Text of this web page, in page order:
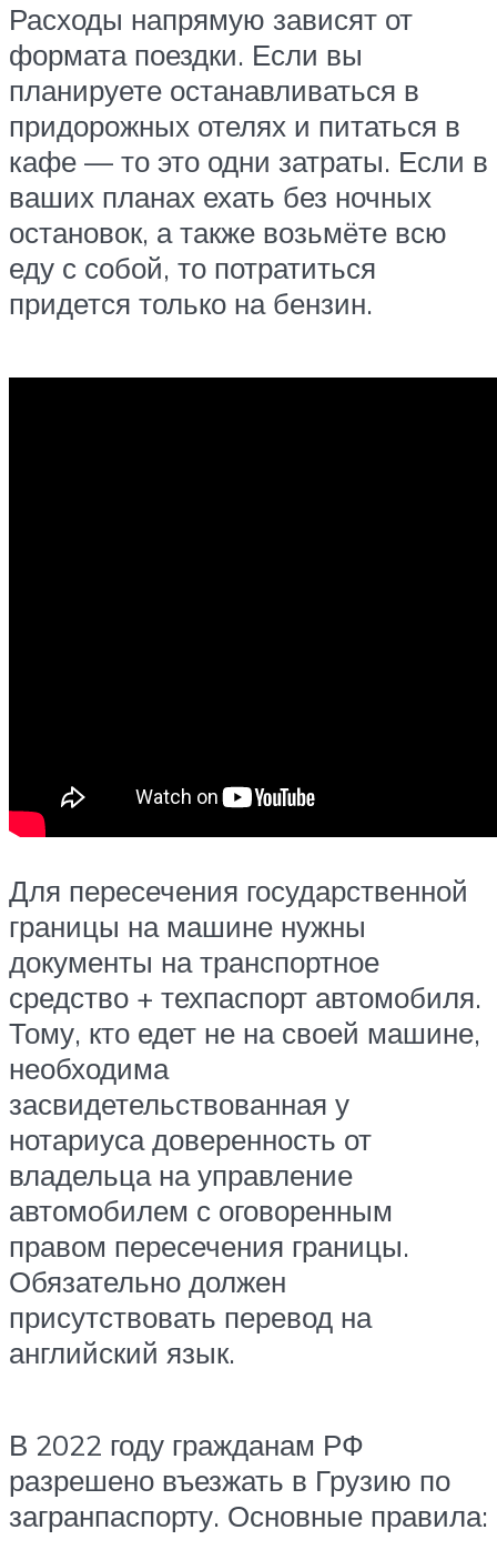
Расходы напрямую зависят от
формата поездки. Если вы
планируете останавливаться в
придорожных отелях и питаться в
кафе — то это одни затраты. Если в
ваших планах ехать без ночных
остановок, а также возьмёте всю
еду с собой, то потратиться
придется только на бензин.
Для пересечения государственной
границы на машине нужны
документы на транспортное
средство + техпаспорт автомобиля.
Тому, кто едет не на своей машине,
необходима
засвидетельствованная у
нотариуса доверенность от
владельца на управление
автомобилем с оговоренным
правом пересечения границы.
Обязательно должен
присутствовать перевод на
английский язык.
В 2022 году гражданам РФ
разрешено въезжать в Грузию по
загранпаспорту. Основные правила: